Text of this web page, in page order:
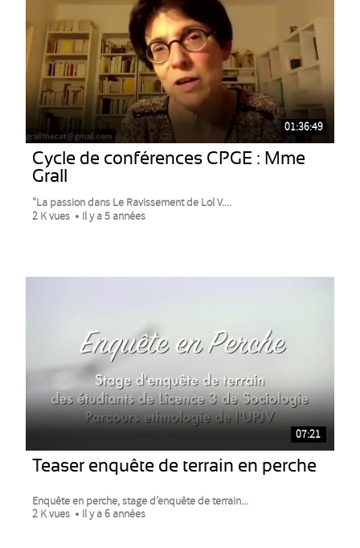
01:36:49
Cycle de conférences CPGE : Mme
Grall
"La passion dans Le Ravissement de Lol V....
2 K vues
Il y a 5 années
07:21
Teaser enquête de terrain en perche
Enquête en perche, stage d’enquête de terrain...
2 K vues
Il y a 6 années